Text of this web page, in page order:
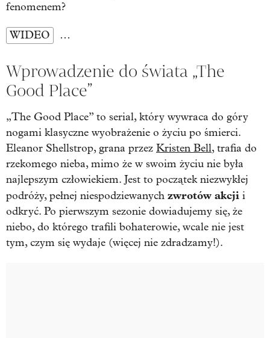
fenomenem?
WIDEO …
Wprowadzenie do świata „The
Good Place”
„The Good Place” to serial, który wywraca do góry
nogami klasyczne wyobrażenie o życiu po śmierci.
Eleanor Shellstrop, grana przez Kristen Bell, trafia do
rzekomego nieba, mimo że w swoim życiu nie była
najlepszym człowiekiem. Jest to początek niezwykłej
podróży, pełnej niespodziewanych zwrotów akcji i
odkryć. Po pierwszym sezonie dowiadujemy się, że
niebo, do którego trafili bohaterowie, wcale nie jest
tym, czym się wydaje (więcej nie zdradzamy!).